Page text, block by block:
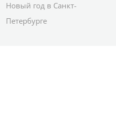
Новый год в Санкт-
Петербурге